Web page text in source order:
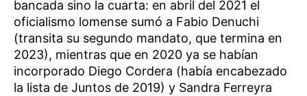
bancada sino la cuarta: en abril del 2021 el
oficialismo lomense sumó a Fabio Denuchi
(transita su segundo mandato, que termina en
2023), mientras que en 2020 ya se habían
incorporado Diego Cordera (había encabezado
la lista de Juntos de 2019) y Sandra Ferreyra